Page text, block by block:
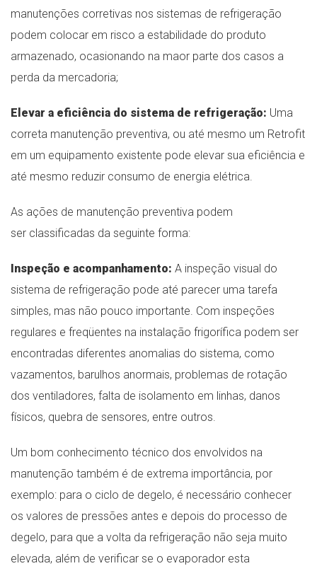
manutenções corretivas nos sistemas de refrigeração
podem colocar em risco a estabilidade do produto
armazenado, ocasionando na maor parte dos casos a
perda da mercadoria;
Elevar a eficiência do sistema de refrigeração: Uma
correta manutenção preventiva, ou até mesmo um Retrofit
em um equipamento existente pode elevar sua eficiência e
até mesmo reduzir consumo de energia elétrica.
As ações de manutenção preventiva podem
ser classificadas da seguinte forma:
Inspeção e acompanhamento: A inspeção visual do
sistema de refrigeração pode até parecer uma tarefa
simples, mas não pouco importante. Com inspeções
regulares e freqüentes na instalação frigorífica podem ser
encontradas diferentes anomalias do sistema, como
vazamentos, barulhos anormais, problemas de rotação
dos ventiladores, falta de isolamento em linhas, danos
físicos, quebra de sensores, entre outros.
Um bom conhecimento técnico dos envolvidos na
manutenção também é de extrema importância, por
exemplo: para o ciclo de degelo, é necessário conhecer
os valores de pressões antes e depois do processo de
degelo, para que a volta da refrigeração não seja muito
elevada, além de verificar se o evaporador esta